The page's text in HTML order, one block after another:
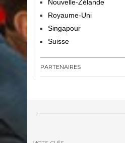
Nouvelle-Zélande
Royaume-Uni
Singapour
Suisse
PARTENAIRES